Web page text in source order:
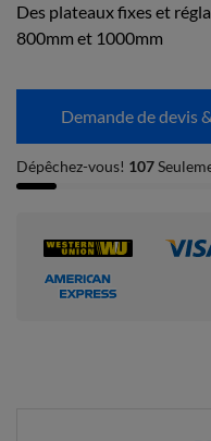
Des plateaux fixes et
800mm et 1000mm
Demande de devis
Dépêchez-vous! 107